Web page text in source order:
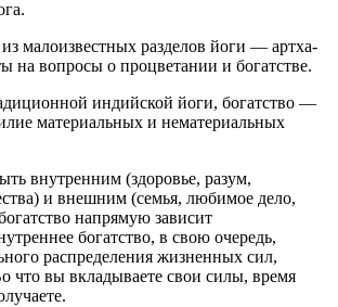
.
малоизвестных разделов йоги — артха-
на вопросы о процветании и богатстве.
индийской йоги, богатство —
материальных и нематериальных
внутренним (здоровье, разум,
и внешним (семья, любимое дело,
напрямую зависит
богатство, в свою очередь,
распределения жизненных сил,
что вы вкладываете свои силы, время
.